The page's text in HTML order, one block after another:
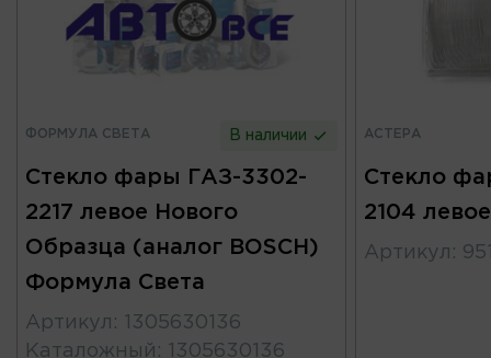
ФОРМУЛА СВЕТА В наличии
Стекло фары ГАЗ-3302-
2217 левое Нового
Образца (аналог BOSCH)
Формула Света
Артикул :
1305630136
Каталожный : 1305630136
АСТЕРА
Стекло
2104
Артикул :